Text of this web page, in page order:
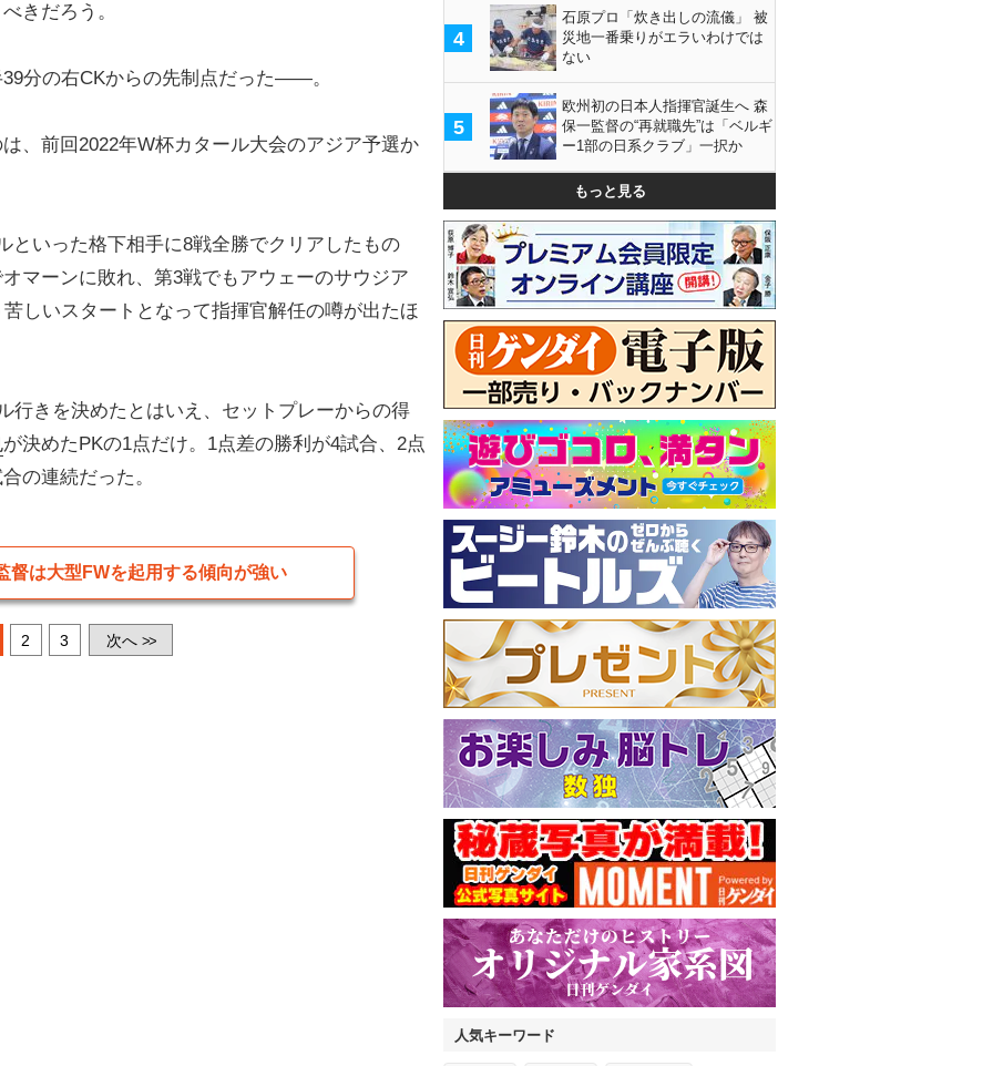
きだろう。
分の右CKからの先制点だった――。
、前回2022年W杯カタール大会のアジア予選か
いった格下相手に8戦全勝でクリアしたもの
マーンに敗れ、第3戦でもアウェーのサウジア
しいスタートとなって指揮官解任の噂が出たほ
行きを決めたとはいえ、セットプレーからの得
が決めたPKの1点だけ。1点差の勝利が4試合、2点
の連続だった。
督は大型FWを起用する傾向が強い
2 3 次へ >>
4
石原プロ「炊き出しの流儀」 被
災地一番乗りがエラいわけでは
ない
5
欧州初の日本人指揮官誕生へ 森
保一監督の“再就職先”は「ベルギ
ー1部の日系クラブ」一択か
もっと見る
人気キーワード